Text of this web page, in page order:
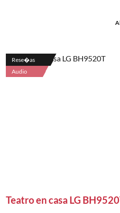
Rese�as
Audio
Teatro en casa LG